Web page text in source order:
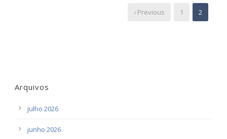
‹ Previous 1 2
Arquivos
julho 2026
junho 2026